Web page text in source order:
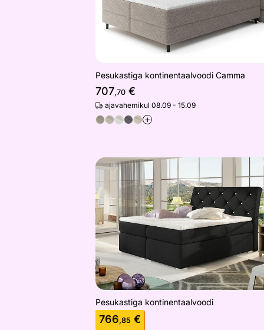
Pesukastiga kontinentaalvoodi Camma
707,70 €
ajavahemikul 08.09 - 15.09
+
Pesukastiga kontinentaalvoodi
Otsi sarnaseid
Pesukastiga kontinentaalvoodi
766,85 €